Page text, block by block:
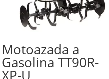
Motoazada a
Gasolina TT90R-